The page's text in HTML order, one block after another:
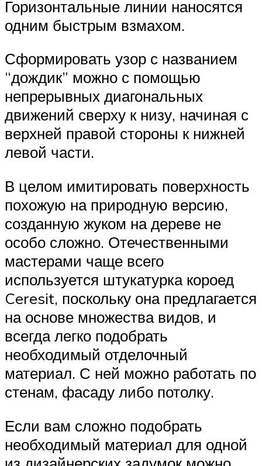
Горизонтальные линии наносятся
одним быстрым взмахом.
Сформировать узор с названием
“дождик” можно с помощью
непрерывных диагональных
движений сверху к низу, начиная с
верхней правой стороны к нижней
левой части.
В целом имитировать поверхность
похожую на природную версию,
созданную жуком на дереве не
особо сложно. Отечественными
мастерами чаще всего
используется штукатурка короед
Ceresit, поскольку она предлагается
на основе множества видов, и
всегда легко подобрать
необходимый отделочный
материал. С ней можно работать по
стенам, фасаду либо потолку.
Если вам сложно подобрать
необходимый материал для одной